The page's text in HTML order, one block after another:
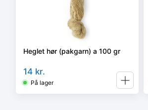
Heglet hør (pakgarn) a 100 gr
14 kr.
På lager